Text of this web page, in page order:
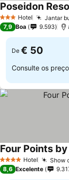
3 EstrelasHotel Jantar
Poseidon
7,9 Boa 9.593
De € 50
Consulte os
4 EstrelasHotel Show
Four Points
8,6 Excelente